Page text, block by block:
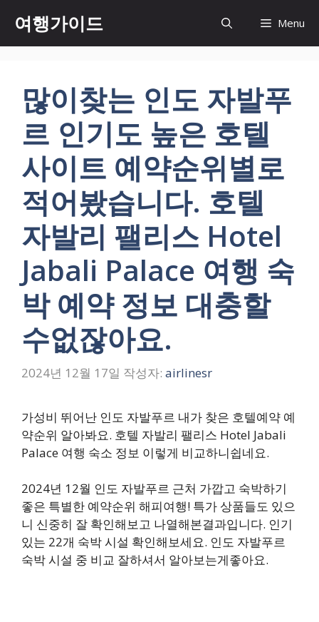
츠
여행가이드 Menu
많이찾는 인도 자발푸
르 인기도 높은 호텔
사이트 예약순위별로
적어봤습니다. 호텔
자발리 팰리스 Hotel
Jabali Palace 여행 숙
박 예약 정보 대충할
수없잖아요.
2024년 12월 17일 작성자: airlinesr
가성비 뛰어난 인도 자발푸르 내가 찾은 호텔예약 예
약순위 알아봐요. 호텔 자발리 팰리스 Hotel Jabali
Palace 여행 숙소 정보 이렇게 비교하니쉽네요.
2024년 12월 인도 자발푸르 근처 가깝고 숙박하기
좋은 특별한 예약순위 해피여행! 특가 상품들도 있으
니 신중히 잘 확인해보고 나열해본결과입니다. 인기
있는 22개 숙박 시설 확인해보세요. 인도 자발푸르
숙박 시설 중 비교 잘하셔서 알아보는게좋아요.